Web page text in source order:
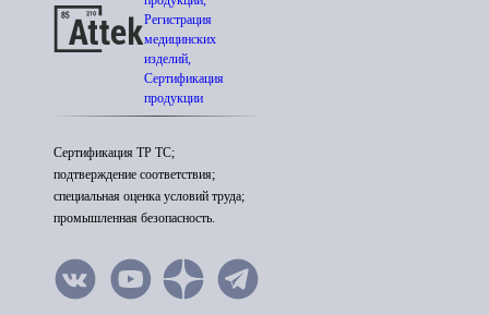
Регистрация
медицинских
изделий,
Сертификация
продукции
Сертификация ТР ТС;
подтверждение соответствия;
специальная оценка условий труда;
промышленная безопасность.